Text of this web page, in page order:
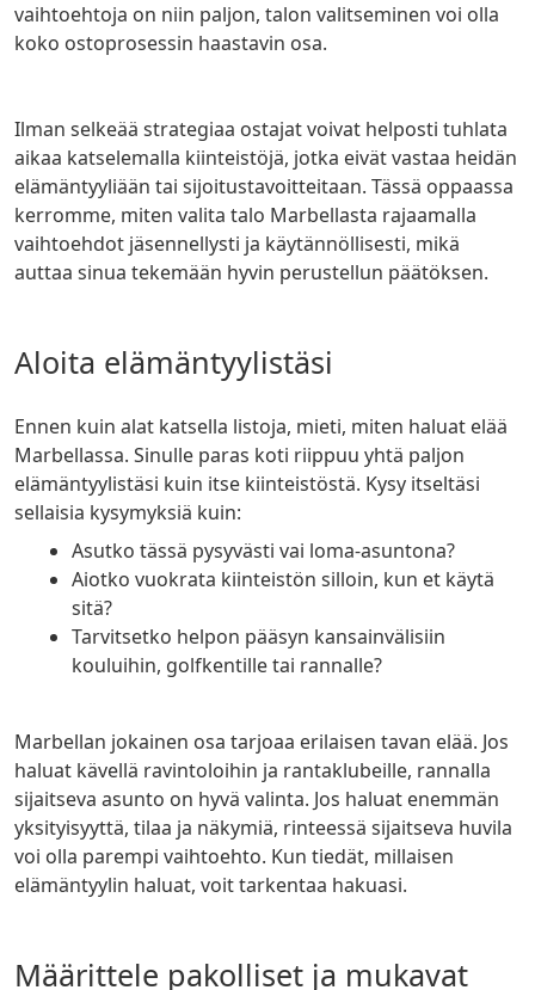
vaihtoehtoja on niin paljon, talon valitseminen voi olla
koko ostoprosessin haastavin osa.
Ilman selkeää strategiaa ostajat voivat helposti tuhlata
aikaa katselemalla kiinteistöjä, jotka eivät vastaa heidän
elämäntyyliään tai sijoitustavoitteitaan. Tässä oppaassa
kerromme, miten valita talo Marbellasta rajaamalla
vaihtoehdot jäsennellysti ja käytännöllisesti, mikä
auttaa sinua tekemään hyvin perustellun päätöksen.
Aloita elämäntyylistäsi
Ennen kuin alat katsella listoja, mieti, miten haluat elää
Marbellassa. Sinulle paras koti riippuu yhtä paljon
elämäntyylistäsi kuin itse kiinteistöstä. Kysy itseltäsi
sellaisia kysymyksiä kuin:
Asutko tässä pysyvästi vai loma-asuntona?
Aiotko vuokrata kiinteistön silloin, kun et käytä
sitä?
Tarvitsetko helpon pääsyn kansainvälisiin
kouluihin, golfkentille tai rannalle?
Marbellan jokainen osa tarjoaa erilaisen tavan elää. Jos
haluat kävellä ravintoloihin ja rantaklubeille, rannalla
sijaitseva asunto on hyvä valinta. Jos haluat enemmän
yksityisyyttä, tilaa ja näkymiä, rinteessä sijaitseva huvila
voi olla parempi vaihtoehto. Kun tiedät, millaisen
elämäntyylin haluat, voit tarkentaa hakuasi.
Määrittele pakolliset ja mukavat